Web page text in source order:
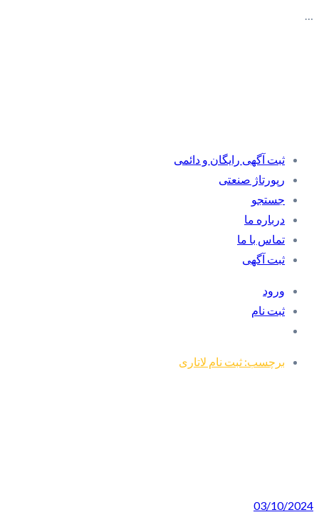
…
ثبت آگهی رایگان و دائمی
رپورتاژ صنعتی
جستجو
درباره ما
تماس با ما
ثبت آگهی
ورود
ثبت نام
برچسب: ثبت نام لاتاری
03/10/2024